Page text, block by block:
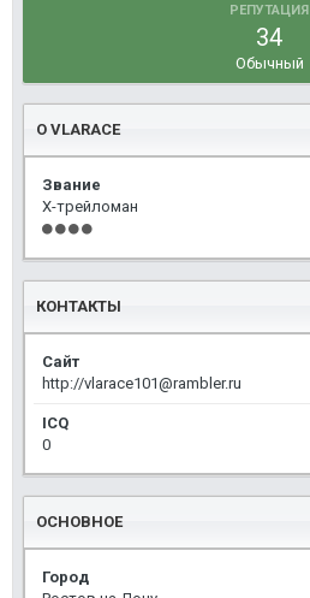
РЕПУТАЦИЯ
34
Обычный
О VLARACE
Звание
Х-трейломан
КОНТАКТЫ
Сайт
http://vlarace101@rambler.ru
ICQ
0
ОСНОВНОЕ
Город